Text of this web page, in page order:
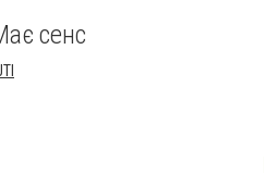
сенс